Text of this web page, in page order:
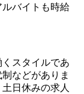
バイトも時給
スタイルであ
などがありま
日休みの求人